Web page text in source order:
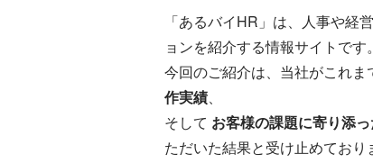
「あるバイHR」は、人事や経
ョンを紹介する情報サイトです。
今回のご紹介は、当社がこれま
作実績、
そして お客様の課題に寄り添
ただいた結果と受け止めており